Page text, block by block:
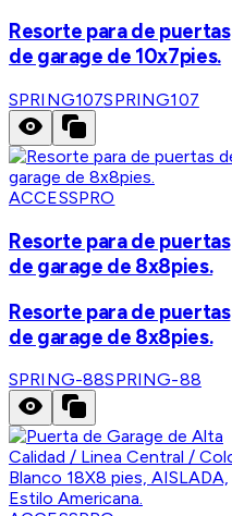
Resorte para de puertas
de garage de 10x7pies.
SPRING107SPRING107
ACCESSPRO
Resorte para de puertas
de garage de 8x8pies.
Resorte para de puertas
de garage de 8x8pies.
SPRING-88SPRING-88